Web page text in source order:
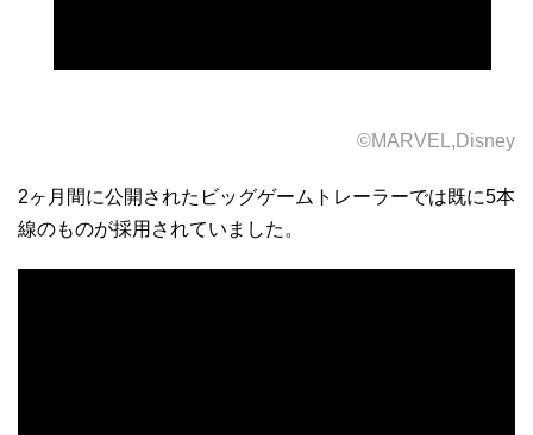
©MARVEL,Disney
2ヶ月間に公開されたビッグゲームトレーラーでは既に5本
線のものが採用されていました。